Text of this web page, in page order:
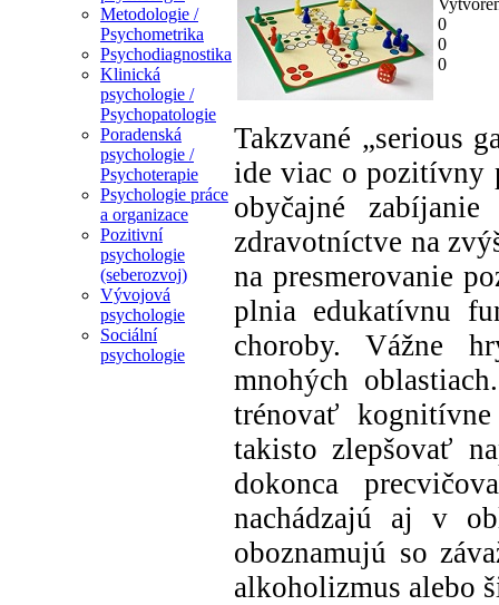
Metodologie /
Psychometrika
Psychodiagnostika
Klinická
psychologie /
Psychopatologie
Poradenská
psychologie /
Psychoterapie
Psychologie práce
a organizace
Pozitivní
psychologie
(seberozvoj)
Vývojová
psychologie
Sociální
psychologie
0
0
0
Takzvané „serious
ide viac o pozitívny
obyčajné
zdravotníctve na
na presmerovanie
plnia edukatívnu
choroby. Vážne
mnohých
trénovať
takisto zlepšovať
dokonca
nachádzajú aj v
oboznamujú so
alkoholizmus alebo